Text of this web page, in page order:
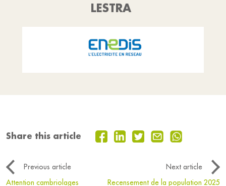
LESTRA
Share this article
Previous article
Next article
Attention cambriolages
Recensement de la population 2025